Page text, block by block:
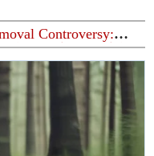
Controversy:
मार्क जुकरबर्ग से